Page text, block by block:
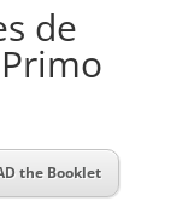
de
the Booklet